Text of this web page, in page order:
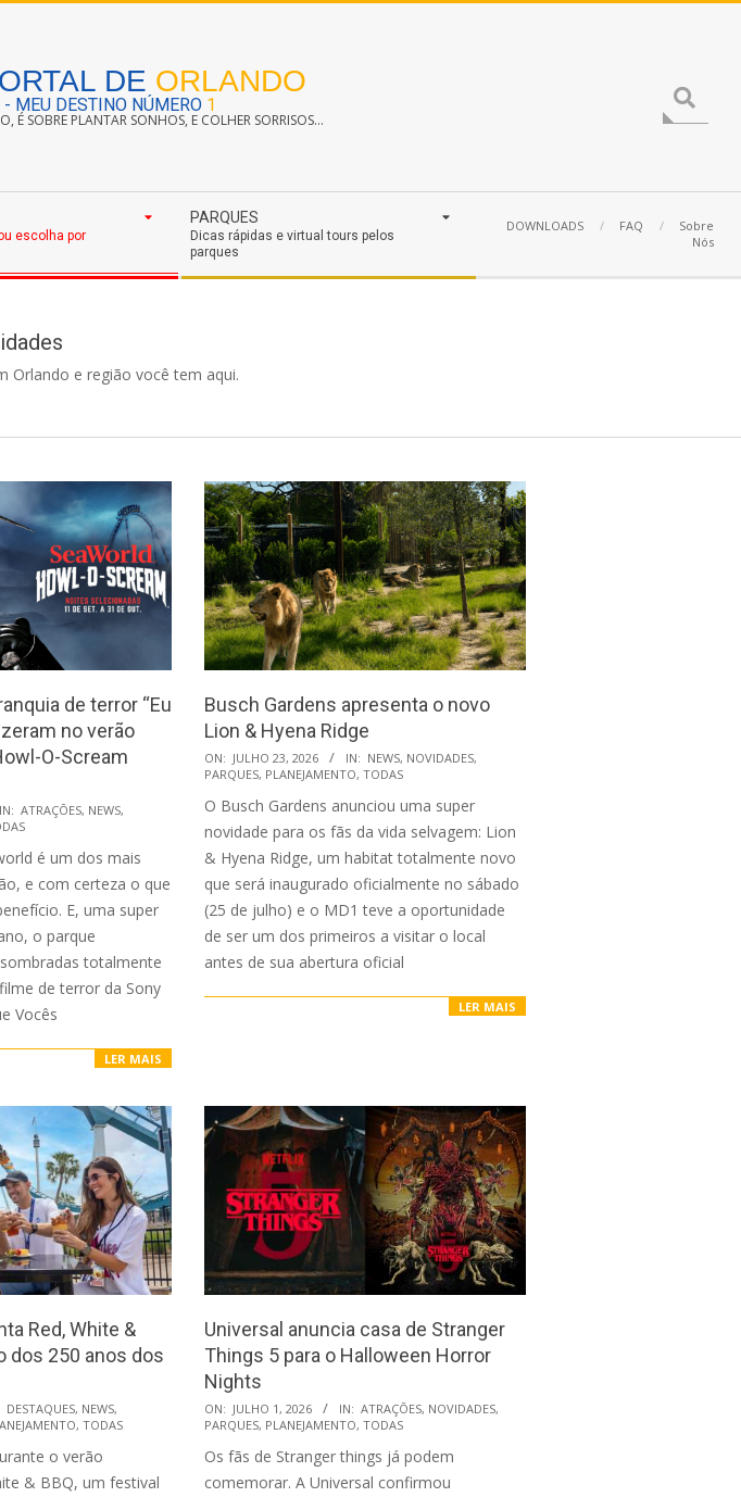
DE ORLANDO
MEU DESTINO NÚMERO 1
É SOBRE PLANTAR SONHOS, E COLHER SORRISOS...
escolha por
PARQUES
Dicas rápidas e virtual tours pelos
parques
DOWNLOADS FAQ
Sobre
Nós
Orlando e região você tem aqui.
de terror “Eu
no verão
O-Scream
IN: ATRAÇÕES, NEWS,
é um dos mais
e com certeza o que
E, uma super
o parque
totalmente
de terror da Sony
Vocês
LER MAIS
Busch Gardens apresenta o novo
Lion & Hyena Ridge
2026-
07-
23
ON: JULHO 23, 2026 IN: NEWS, NOVIDADES,
PARQUES, PLANEJAMENTO, TODAS
O Busch Gardens anunciou uma super
novidade para os fãs da vida selvagem: Lion
& Hyena Ridge, um habitat totalmente novo
que será inaugurado oficialmente no sábado
(25 de julho) e o MD1 teve a oportunidade
de ser um dos primeiros a visitar o local
antes de sua abertura oficial
LER MAIS
Red, White &
dos 250 anos dos
DESTAQUES, NEWS,
, TODAS
o verão
& BBQ, um festival
Universal anuncia casa de Stranger
Things 5 para o Halloween Horror
Nights
2026-
07-
01
ON: JULHO 1, 2026 IN: ATRAÇÕES, NOVIDADES,
PARQUES, PLANEJAMENTO, TODAS
Os fãs de Stranger things já podem
comemorar. A Universal confirmou